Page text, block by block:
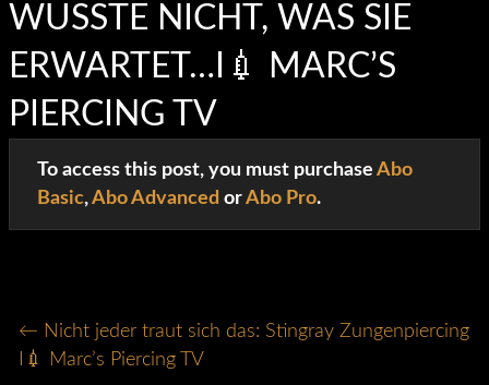
WUSSTE NICHT, WAS SIE
ERWARTET…I💉 MARC’S
PIERCING TV
To access this post, you must purchase Abo
Basic,Abo Advanced orAbo Pro.
POSTS
← Nicht jeder traut sich das: Stingray Zungenpiercing
I💉 Marc’s Piercing TV